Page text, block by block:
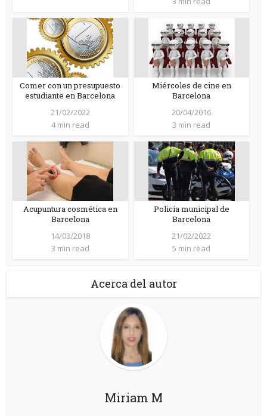
Comer con un presupuesto
estudiante en Barcelona
21/02/2022
4 min read
Miércoles de cine en
Barcelona
20/04/2016
3 min read
Acupuntura cosmética en
Barcelona
14/03/2018
3 min read
Policía municipal de
Barcelona
21/02/2022
5 min read
Acerca del autor
Miriam M